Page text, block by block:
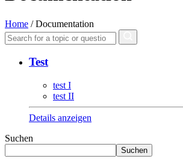
Home /Documentation
Test
test I
test II
Details anzeigen
Suchen
Suchen